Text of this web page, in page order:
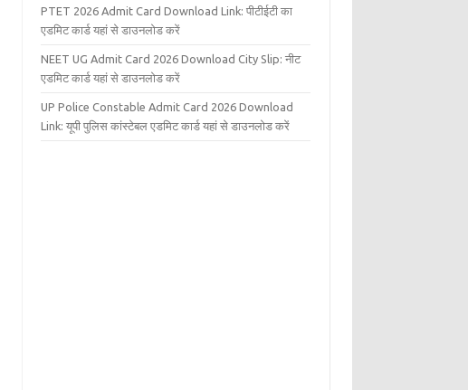
PTET 2026 Admit Card Download Link: पीटीईटी का
एडमिट कार्ड यहां से डाउनलोड करें
NEET UG Admit Card 2026 Download City Slip: नीट
एडमिट कार्ड यहां से डाउनलोड करें
UP Police Constable Admit Card 2026 Download
Link: यूपी पुलिस कांस्टेबल एडमिट कार्ड यहां से डाउनलोड करें